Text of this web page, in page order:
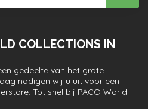
COLLECTIONS IN
gedeelte van het grote
nodigen wij u uit voor een
Tot snel bij PACO World